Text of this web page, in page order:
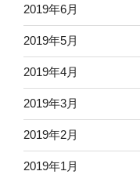
2019年6月
2019年5月
2019年4月
2019年3月
2019年2月
2019年1月